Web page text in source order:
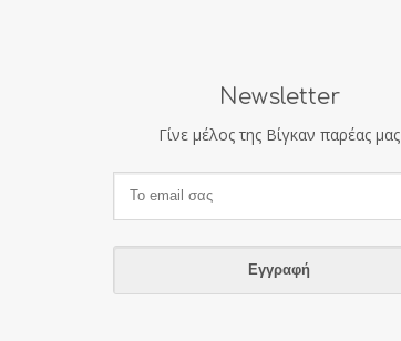
Newsletter
Γίνε μέλος της Βίγκαν παρέας μας